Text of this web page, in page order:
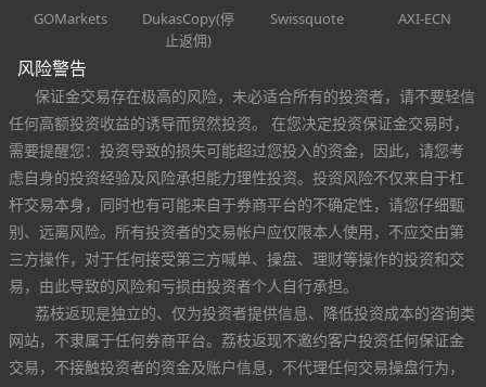
GOMarkets
DukasCopy(停
止返佣)
Swissquote AXI-ECN
风险警告
保证金交易存在极高的风险，未必适合所有的投资者，请不要轻信
任何高额投资收益的诱导而贸然投资。 在您决定投资保证金交易时，
需要提醒您：投资导致的损失可能超过您投入的资金，因此，请您考
虑自身的投资经验及风险承担能力理性投资。投资风险不仅来自于杠
杆交易本身，同时也有可能来自于券商平台的不确定性，请您仔细甄
别、远离风险。所有投资者的交易帐户应仅限本人使用，不应交由第
三方操作，对于任何接受第三方喊单、操盘、理财等操作的投资和交
易，由此导致的风险和亏损由投资者个人自行承担。
荔枝返现是独立的、仅为投资者提供信息、降低投资成本的咨询类
网站，不隶属于任何券商平台。荔枝返现不邀约客户投资任何保证金
交易，不接触投资者的资金及账户信息，不代理任何交易操盘行为，